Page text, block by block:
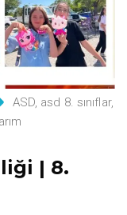
ASD, asd 8. sınıflar,
| 8.